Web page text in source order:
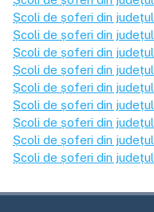
Școli de șoferi din județul
Școli de șoferi din județul
Școli de șoferi din județul
Școli de șoferi din județul
Școli de șoferi din județul
Școli de șoferi din județul
Școli de șoferi din județul
Școli de șoferi din județul
Școli de șoferi din județul